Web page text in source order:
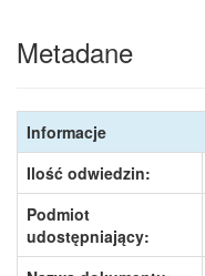
Metadane
Informacje
Ilość odwiedzin:
Podmiot
udostępniający: